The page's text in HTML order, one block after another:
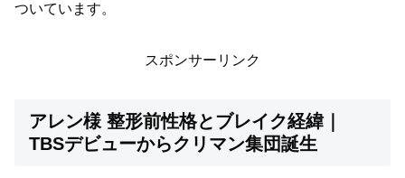
ついています。
スポンサーリンク
アレン様 整形前性格とブレイク経緯｜
TBSデビューからクリマン集団誕生